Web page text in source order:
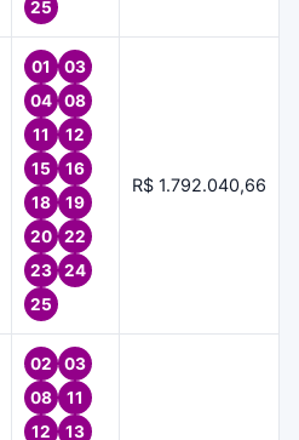
25
01
03
04
08
11
12
15
16
18
19
20
22
23
24
25
R$ 1.792.040,66
02
03
08
11
12
13